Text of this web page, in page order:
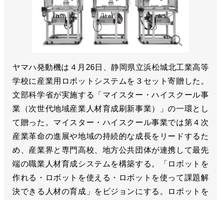
ヤマハ発動機は４月26日、静岡県立浜松城北工業高等
学校に産業用ロボットシステムを３セット寄贈した。
文部科学省が実施する「マイスター・ハイスクール事
業（次世代地域産業人材育成刷新事業）」の一環とし
て贈った。マイスター・ハイスクール事業では第４次
産業革命の進展や地域の持続的な成長をリードするた
め、産業界と専門高校、地方公共団体が連携して最先
端の職業人材育成システムを構築する。「ロボットを
作れる・ロボットを使える・ロボットを使って課題解
決できる人材の育成」をビジョンにする。ロボットを